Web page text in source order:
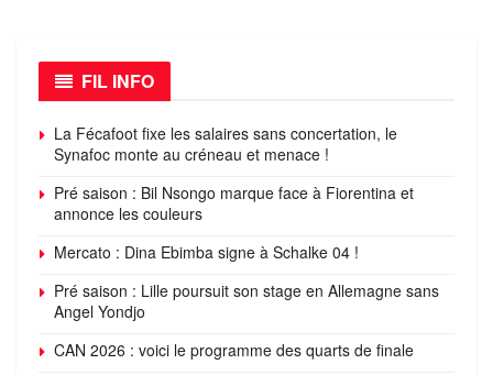
FIL INFO
La Fécafoot fixe les salaires sans concertation, le
Synafoc monte au créneau et menace !
Pré saison : Bil Nsongo marque face à Fiorentina et
annonce les couleurs
Mercato : Dina Ebimba signe à Schalke 04 !
Pré saison : Lille poursuit son stage en Allemagne sans
Angel Yondjo
CAN 2026 : voici le programme des quarts de finale